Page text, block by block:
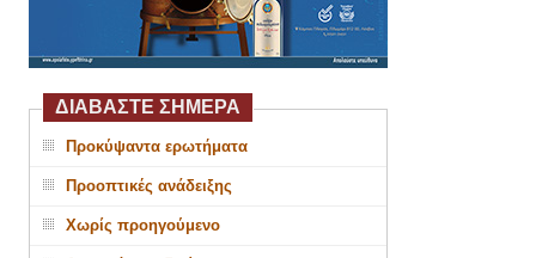
ΔΙΑΒΑΣΤΕ ΣΗΜΕΡΑ
Προκύψαντα ερωτήματα
Προοπτικές ανάδειξης
Χωρίς προηγούμενο